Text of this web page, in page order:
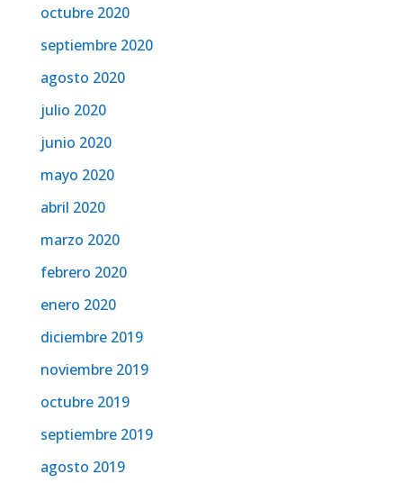
octubre 2020
septiembre 2020
agosto 2020
julio 2020
junio 2020
mayo 2020
abril 2020
marzo 2020
febrero 2020
enero 2020
diciembre 2019
noviembre 2019
octubre 2019
septiembre 2019
agosto 2019